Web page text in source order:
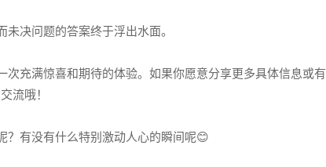
决问题的答案终于浮出水面。
次充满惊喜和期待的体验。如果你愿意分享更多具体信息或有
流哦！
？有没有什么特别激动人心的瞬间呢😊